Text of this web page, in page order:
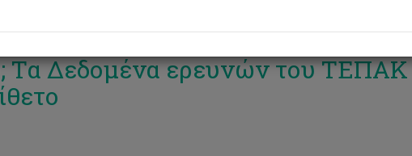
ότι ξέρεις να
Τα Δεδομένα ερευνών του ΤΕΠΑΚ